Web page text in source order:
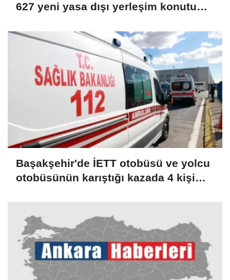
627 yeni yasa dışı yerleşim konutu
Başakşehir'de İETT otobüsü ve yolcu
otobüsünün karıştığı kazada 4 kişi